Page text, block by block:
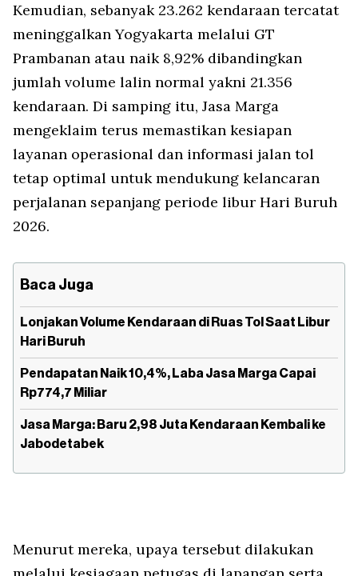
Kemudian, sebanyak 23.262 kendaraan tercatat
meninggalkan Yogyakarta melalui GT
Prambanan atau naik 8,92% dibandingkan
jumlah volume lalin normal yakni 21.356
kendaraan. Di samping itu, Jasa Marga
mengeklaim terus memastikan kesiapan
layanan operasional dan informasi jalan tol
tetap optimal untuk mendukung kelancaran
perjalanan sepanjang periode libur Hari Buruh
2026.
Baca Juga
Lonjakan Volume Kendaraan di Ruas Tol Saat Libur
Hari Buruh
Pendapatan Naik 10,4%, Laba Jasa Marga Capai
Rp774,7 Miliar
Jasa Marga: Baru 2,98 Juta Kendaraan Kembali ke
Jabodetabek
Menurut mereka, upaya tersebut dilakukan